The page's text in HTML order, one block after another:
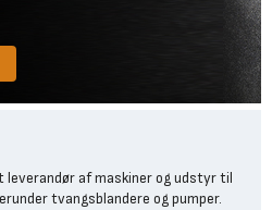
af maskiner og udstyr til
tvangsblandere og pumper.